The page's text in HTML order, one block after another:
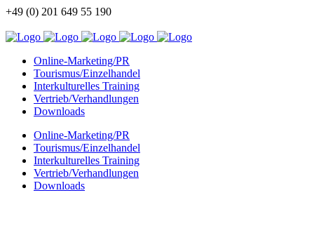
+49 (0) 201 649 55 190
Online-Marketing/PR
Tourismus/Einzelhandel
Interkulturelles Training
Vertrieb/Verhandlungen
Downloads
Online-Marketing/PR
Tourismus/Einzelhandel
Interkulturelles Training
Vertrieb/Verhandlungen
Downloads